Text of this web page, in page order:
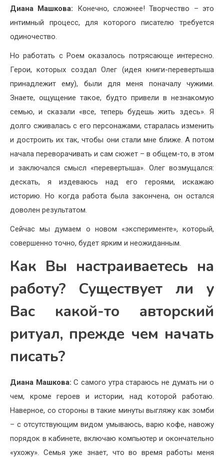
Диана Машкова: Конечно, сложнее! Творчество – это
интимный процесс, для которого писателю требуется
одиночество.
Но работать с Роем оказалось потрясающе интересно.
Герои, которых создал Олег (идея книги-перевертыша
принадлежит ему), были для меня поначалу чужими.
Знаете, ощущение такое, будто привели в незнакомую
семью, и сказали «все, теперь будешь жить здесь». Я
долго сживалась с его персонажами, старалась изменить
и достроить их так, чтобы они стали мне ближе. А потом
начала переворачивать и сам сюжет – в общем-то, в этом
и заключался смысл «перевертыша». Олег возмущался:
дескать, я издеваюсь над его героями, искажаю
историю. Но когда работа была закончена, он остался
доволен результатом.
Сейчас мы думаем о новом «эксперименте», который,
совершенно точно, будет ярким и неожиданным.
Как Вы настраиваетесь на
работу? Существует ли у
Вас какой-то авторский
ритуал, прежде чем начать
писать?
Диана Машкова:С самого утра стараюсь не думать ни о
чем, кроме героев и истории, над которой работаю.
Наверное, со стороны в такие минуты выгляжу как зомби
– с отсутствующим видом умываюсь, варю кофе, навожу
порядок в кабинете, включаю компьютер и окончательно
«ухожу». Семья уже знает, что во время работы меня